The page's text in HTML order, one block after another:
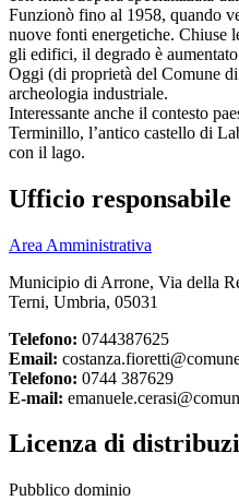
Funzionò fino al 1958, quando
nuove fonti energetiche. Chiuse
gli edifici, il degrado è
Oggi (di proprietà del Comune
archeologia industriale.
Interessante anche il contesto
Terminillo, l’antico castello di
con il lago.
Ufficio responsabile
Area Amministrativa
Municipio di Arrone, Via della
Terni, Umbria, 05031
Telefono: 0744387625
Email:
Telefono: 0744 387629
E-mail:
Licenza di
Pubblico dominio